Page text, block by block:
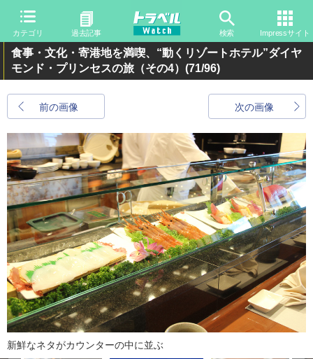
カテゴリ 過去記事 検索 Impressサイト
食事・文化・寄港地を満喫、“動くリゾートホテル”ダイヤ
モンド・プリンセスの旅（その4） (71/96)
前の画像 次の画像
新鮮なネタがカウンターの中に並ぶ